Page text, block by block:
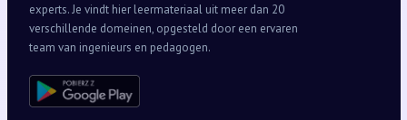
experts. Je vindt hier leermateriaal uit meer dan 20
verschillende domeinen, opgesteld door een ervaren
team van ingenieurs en pedagogen.